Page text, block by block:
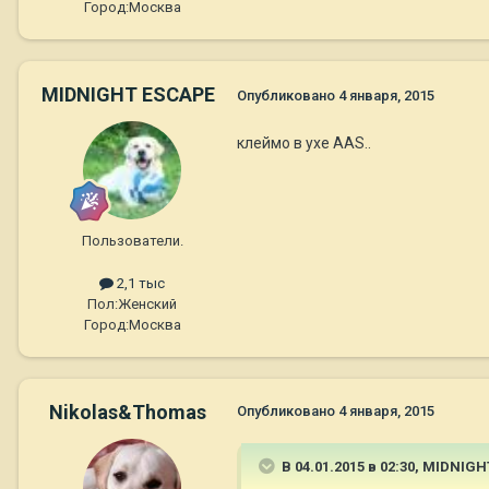
Город:Москва
MIDNIGHT ESCAPE
Пользователи.
2,1 тыс
Пол:Женский
Город:Москва
Опубликовано 4 января, 2015
клеймо в ухе AAS..
Nikolas&Thomas Опубликовано 4 января, 2015
В 04.01.2015 в 02:30,